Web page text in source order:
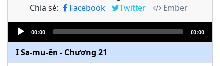
Chia sẻ: Facebook Twitter
Ember
Audio
Player
00:00 00:00
I Sa-mu-ên - Chương 19
I Sa-mu-ên - Chương 20
I Sa-mu-ên - Chương 21